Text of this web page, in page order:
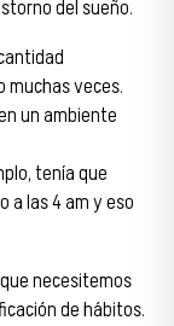
del sueño.
muchas veces.
un ambiente
tenía que
a las 4 am y eso
necesitemos
de hábitos.